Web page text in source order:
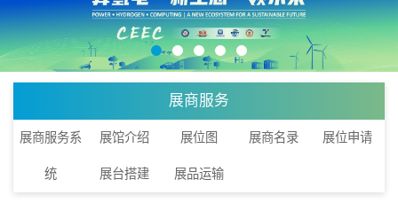
展商服务
展商服务系
统
展馆介绍 展位图 展商名录 展位申请
展台搭建 展品运输